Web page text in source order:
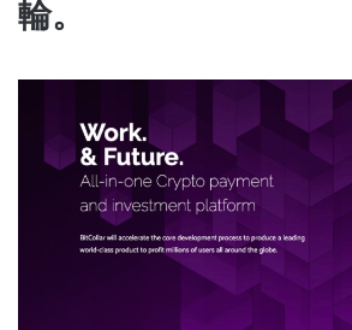
輪。